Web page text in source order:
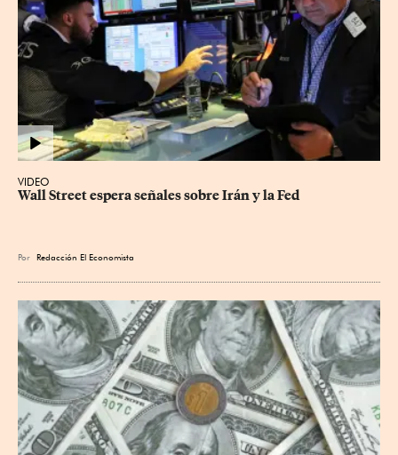
VIDEO
Wall Street espera señales sobre Irán y la Fed
Por Redacción El Economista